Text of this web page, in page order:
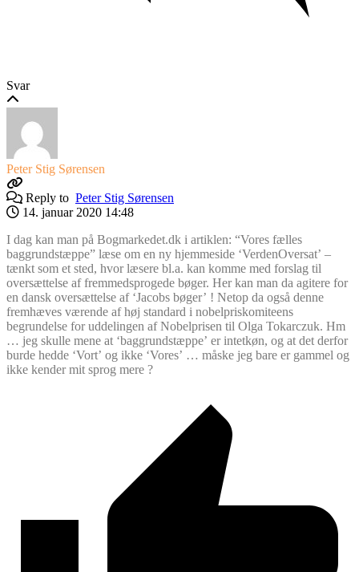
Svar
Peter Stig Sørensen
Reply to Peter Stig Sørensen
14. januar 2020 14:48
I dag kan man på Bogmarkedet.dk i artiklen: “Vores fælles
baggrundstæppe” læse om en ny hjemmeside ‘VerdenOversat’ –
tænkt som et sted, hvor læsere bl.a. kan komme med forslag til
oversættelse af fremmedsprogede bøger. Her kan man da agitere for
en dansk oversættelse af ‘Jacobs bøger’ ! Netop da også denne
fremhæves værende af høj standard i nobelpriskomiteens
begrundelse for uddelingen af Nobelprisen til Olga Tokarczuk. Hm
… jeg skulle mene at ‘baggrundstæppe’ er intetkøn, og at det derfor
burde hedde ‘Vort’ og ikke ‘Vores’ … måske jeg bare er gammel og
ikke kender mit sprog mere ?